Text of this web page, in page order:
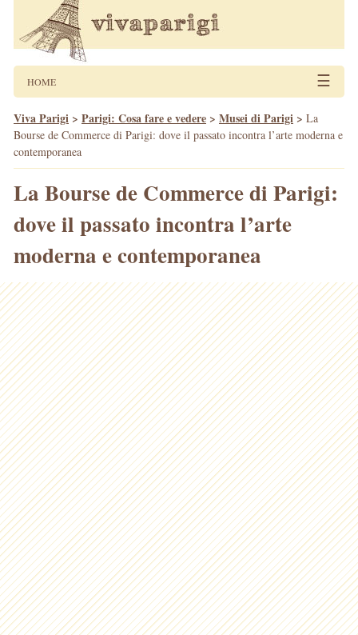
HOME ☰
Viva Parigi > Parigi: Cosa fare e vedere > Musei di Parigi > La
Bourse de Commerce di Parigi: dove il passato incontra l’arte moderna e
contemporanea
La Bourse de Commerce di Parigi:
dove il passato incontra l’arte
moderna e contemporanea